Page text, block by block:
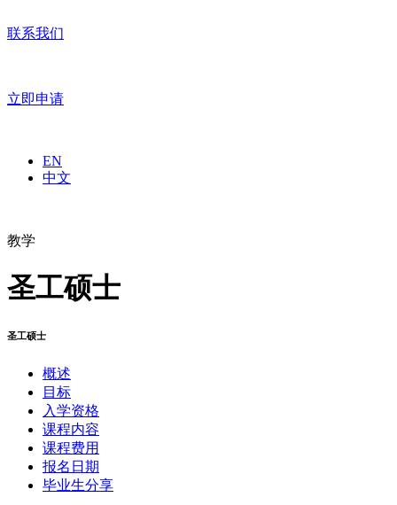
联系我们
立即申请
EN
中文
教学
圣工硕士
圣工硕士
概述
目标
入学资格
课程内容
课程费用
报名日期
毕业生分享